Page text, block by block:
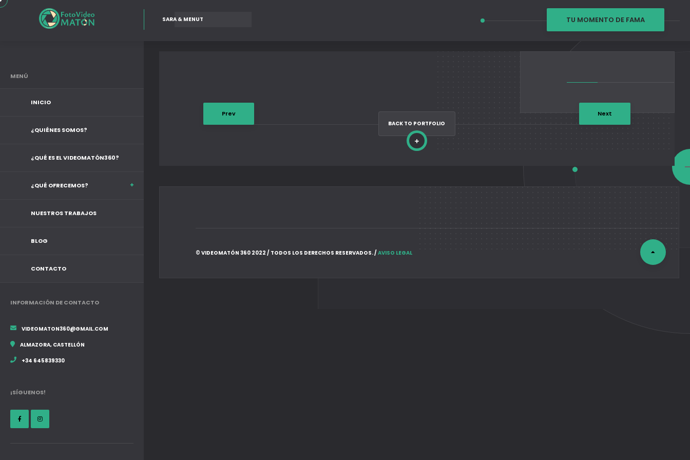
SARA & MENUT TU MOMENTO DE FAMA
MENÚ
INICIO
¿QUIÉNES SOMOS?
¿QUÉ ES EL VIDEOMATÓN360?
¿QUÉ OFRECEMOS?
NUESTROS TRABAJOS
BLOG
CONTACTO
INFORMACIÓN DE CONTACTO
VIDEOMATON360@GMAIL.COM
ALMAZORA, CASTELLÓN
+34 645839330
¡SÍGUENOS!
Prev
BACK TO PORTFOLIO
Next
© VIDEOMATÓN 360 2022 / TODOS LOS DERECHOS RESERVADOS. / AVISO LEGAL